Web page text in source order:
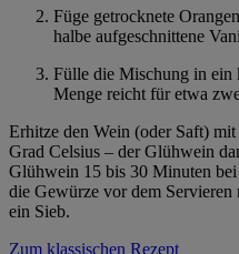
Füge getrocknete
halbe aufgeschnittene
Fülle die Mischung in ein
Menge reicht für etwa
Erhitze den Wein (oder Saft)
Grad Celsius – der Glühwein
Glühwein 15 bis 30 Minuten
die Gewürze vor dem
ein Sieb.
Zum klassischen Rezept